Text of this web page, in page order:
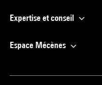
Expertise et conseil
Espace Mécènes